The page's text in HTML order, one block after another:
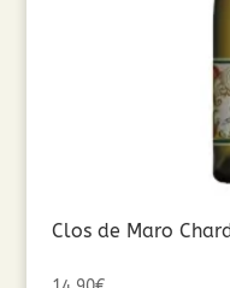
Clos de Maro